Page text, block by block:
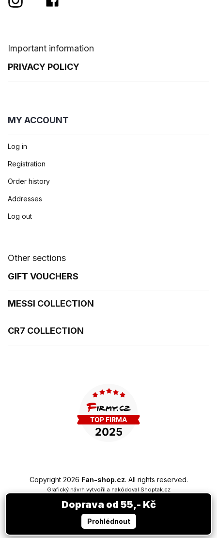
Important information
PRIVACY POLICY
MY ACCOUNT
Log in
Registration
Order history
Addresses
Log out
Other sections
GIFT VOUCHERS
MESSI COLLECTION
CR7 COLLECTION
Created by Shoptet Premium
Copyright 2026 Fan-shop.cz. All rights reserved.
Grafický návrh vytvořil a nakódoval Shoptak.cz
Doprava od 55,- Kč
Prohlédnout